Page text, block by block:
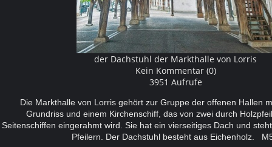
der Dachstuhl der Markthalle von Lorris
Kein Kommentar (0)
3951 Aufrufe
Die Markthalle von Lorris gehört zur Gruppe der offenen Hallen
Grundriss und einem Kirchenschiff, das von zwei durch
Seitenschiffen eingerahmt wird. Sie hat ein vierseitiges Dach und
Pfeilern. Der Dachstuhl besteht aus Eichenholz.